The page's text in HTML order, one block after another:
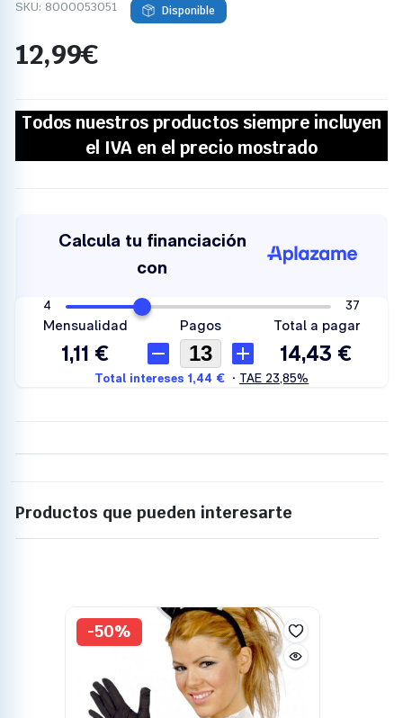
SKU: 8000053051 Disponible
12,99€
Productos que pueden interesarte
-50%